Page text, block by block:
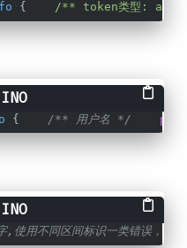
{ /** token类型:
{ /** 用户名 */
,使用不同区间标识一类错误